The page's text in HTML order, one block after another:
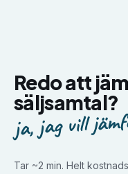
Redo att
säljsamtal?
ja, jag vill
Tar ~2 min. Helt